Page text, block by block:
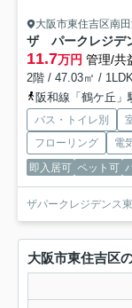
大阪市東住吉区南
ザ パークレジデ
11.7万円 管理/共
2階 / 47.03㎡ /
阪和線「鶴ケ丘」
バス・トイレ別
フローリング
電
即入居可 ペット可
ザパークレジデンス
大阪市東住吉区